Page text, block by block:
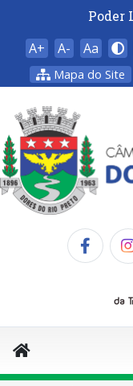
Poder
A+ A- Aa
Mapa do Site